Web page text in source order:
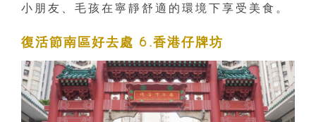
小朋友、毛孩在寧靜舒適的環境下享受美食。
復活節南區好去處 6.香港仔牌坊